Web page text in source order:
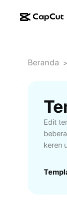
Beranda >
Edit
keren